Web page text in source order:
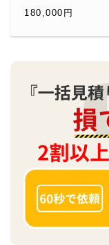
180,000円